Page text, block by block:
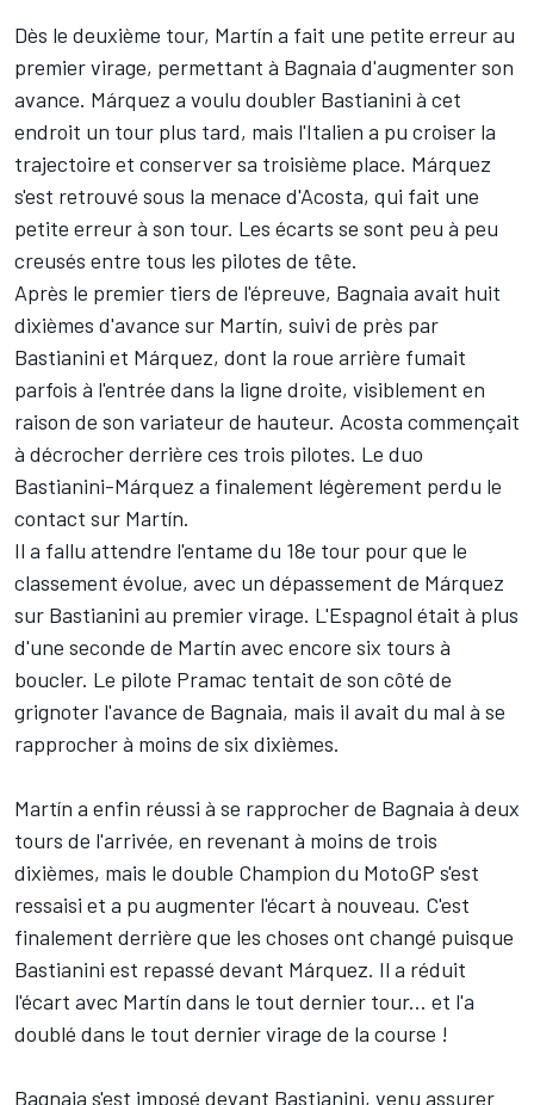
Dès le deuxième tour, Martín a fait une petite erreur au
premier virage, permettant à Bagnaia d'augmenter son
avance. Márquez a voulu doubler Bastianini à cet
endroit un tour plus tard, mais l'Italien a pu croiser la
trajectoire et conserver sa troisième place. Márquez
s'est retrouvé sous la menace d'Acosta, qui fait une
petite erreur à son tour. Les écarts se sont peu à peu
creusés entre tous les pilotes de tête.
Après le premier tiers de l'épreuve, Bagnaia avait huit
dixièmes d'avance sur Martín, suivi de près par
Bastianini et Márquez, dont la roue arrière fumait
parfois à l'entrée dans la ligne droite, visiblement en
raison de son variateur de hauteur. Acosta commençait
à décrocher derrière ces trois pilotes. Le duo
Bastianini-Márquez a finalement légèrement perdu le
contact sur Martín.
Il a fallu attendre l'entame du 18e tour pour que le
classement évolue, avec un dépassement de Márquez
sur Bastianini au premier virage. L'Espagnol était à plus
d'une seconde de Martín avec encore six tours à
boucler. Le pilote Pramac tentait de son côté de
grignoter l'avance de Bagnaia, mais il avait du mal à se
rapprocher à moins de six dixièmes.
Martín a enfin réussi à se rapprocher de Bagnaia à deux
tours de l'arrivée, en revenant à moins de trois
dixièmes, mais le double Champion du MotoGP s'est
ressaisi et a pu augmenter l'écart à nouveau. C'est
finalement derrière que les choses ont changé puisque
Bastianini est repassé devant Márquez. Il a réduit
l'écart avec Martín dans le tout dernier tour... et l'a
doublé dans le tout dernier virage de la course !
Bagnaia s'est imposé devant Bastianini, venu assurer